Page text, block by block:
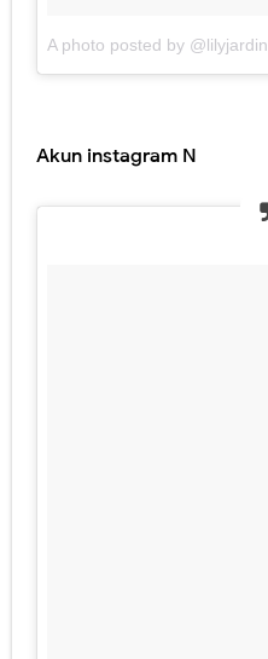
A photo posted by @lilyjardin
Akun instagram N